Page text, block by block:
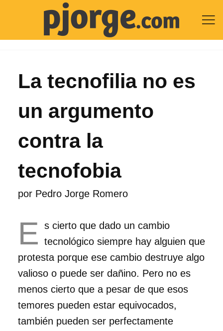

La tecnofilia no es
un argumento
contra la
tecnofobia
por Pedro Jorge Romero
E s cierto que dado un cambio
tecnológico siempre hay alguien que
protesta porque ese cambio destruye algo
valioso o puede ser dañino. Pero no es
menos cierto que a pesar de que esos
temores pueden estar equivocados,
también pueden ser perfectamente